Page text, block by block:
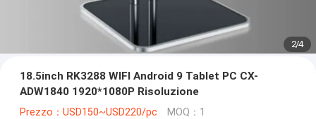
2/4
18.5inch RK3288 WIFI Android 9 Tablet PC CX-
ADW1840 1920*1080P Risoluzione
Prezzo：USD150~USD220/pc MOQ：1